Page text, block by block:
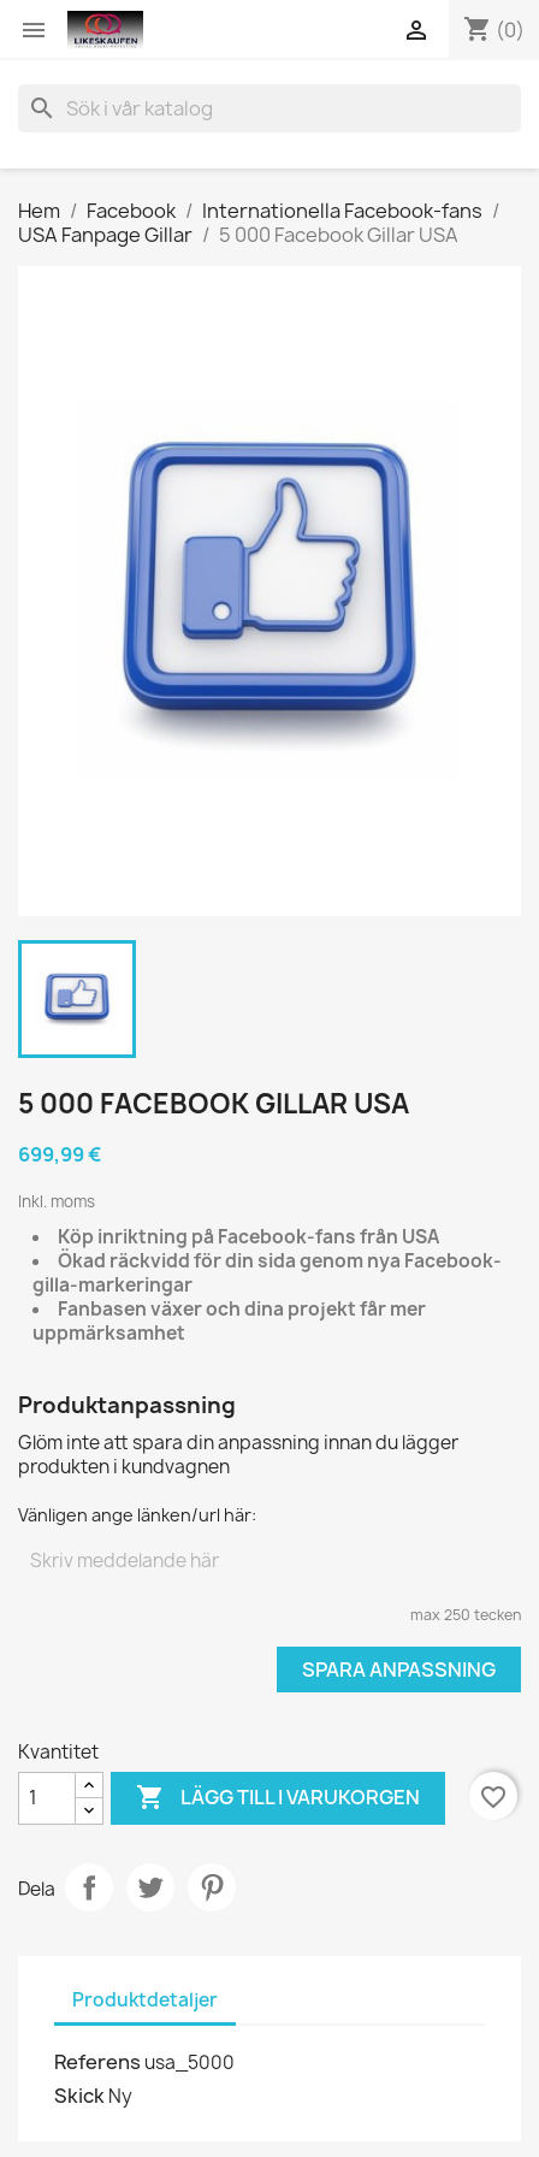
 shopping_cart (0)

search
Hem Facebook
Internationella Facebook-fans
USA Fanpage Gillar
5 000 Facebook Gillar USA
5 000 FACEBOOK GILLAR USA
699,99 €
Inkl. moms
Köp inriktning på Facebook-fans från USA
Ökad räckvidd för din sida genom nya Facebook-
gilla-markeringar
Fanbasen växer och dina projekt får mer
uppmärksamhet
Produktanpassning
Glöm inte att spara din anpassning innan du lägger
produkten i kundvagnen
Vänligen ange länken/url här:
max 250 tecken
SPARA ANPASSNING
Kvantitet
 LÄGG TILL I VARUKORGEN favorite_border
Dela
Produktdetaljer
Referens usa_5000
SkickNy